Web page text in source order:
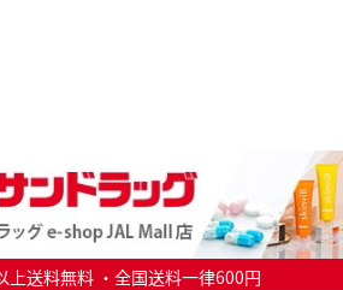
上送料無料 ・全国送料一律600円